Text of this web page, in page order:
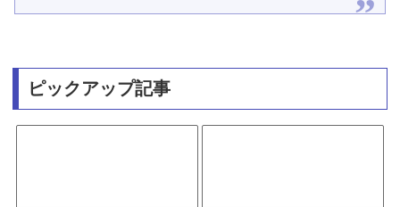
ピックアップ記事